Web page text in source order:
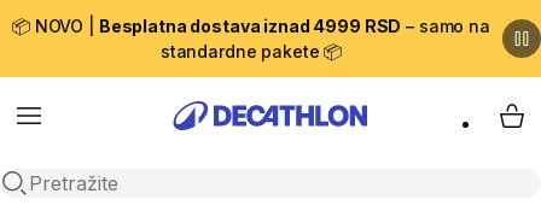
📦 NOVO | Besplatna dostava iznad 4999 RSD – samo na
standardne pakete 📦
Menu
Open search
My